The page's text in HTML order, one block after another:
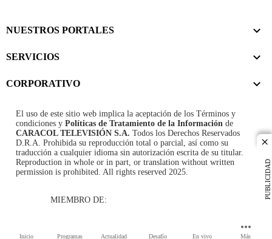
Inicio Programas Actualidad Desafío En vivo Más
PUBLICIDAD
NUESTROS PORTALES
SERVICIOS
CORPORATIVO
El uso de este sitio web implica la aceptación de los Términos y
condiciones y Políticas de Tratamiento de la Información de
CARACOL TELEVISIÓN S.A. Todos los Derechos Reservados
D.R.A. Prohibida su reproducción total o parcial, así como su
traducción a cualquier idioma sin autorización escrita de su titular.
Reproduction in whole or in part, or translation without written
permission is prohibited. All rights reserved 2025.
MIEMBRO DE: